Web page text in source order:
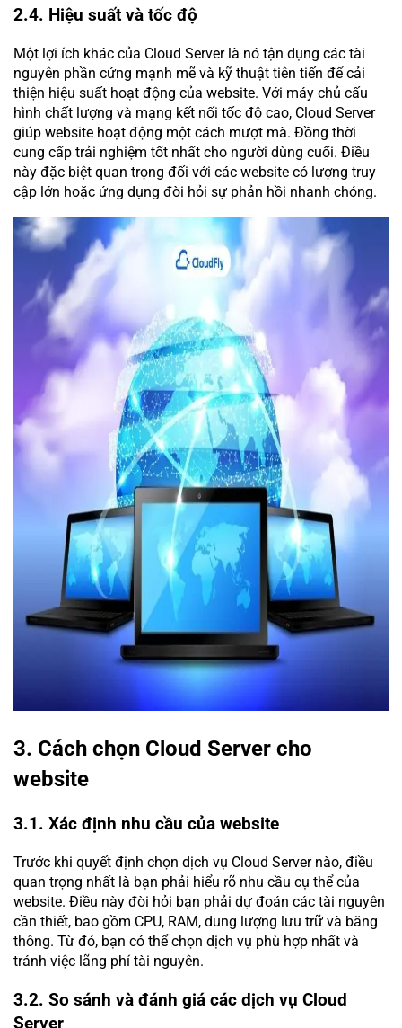
2.4. Hiệu suất và tốc độ
Một lợi ích khác của Cloud Server là nó tận dụng các tài
nguyên phần cứng mạnh mẽ và kỹ thuật tiên tiến để cải
thiện hiệu suất hoạt động của website. Với máy chủ cấu
hình chất lượng và mạng kết nối tốc độ cao, Cloud Server
giúp website hoạt động một cách mượt mà. Đồng thời
cung cấp trải nghiệm tốt nhất cho người dùng cuối. Điều
này đặc biệt quan trọng đối với các website có lượng truy
cập lớn hoặc ứng dụng đòi hỏi sự phản hồi nhanh chóng.
3. Cách chọn Cloud Server cho
website
3.1. Xác định nhu cầu của website
Trước khi quyết định chọn dịch vụ Cloud Server nào, điều
quan trọng nhất là bạn phải hiểu rõ nhu cầu cụ thể của
website. Điều này đòi hỏi bạn phải dự đoán các tài nguyên
cần thiết, bao gồm CPU, RAM, dung lượng lưu trữ và băng
thông. Từ đó, bạn có thể chọn dịch vụ phù hợp nhất và
tránh việc lãng phí tài nguyên.
3.2. So sánh và đánh giá các dịch vụ Cloud
Server